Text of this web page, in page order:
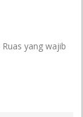
Ruas yang wajib